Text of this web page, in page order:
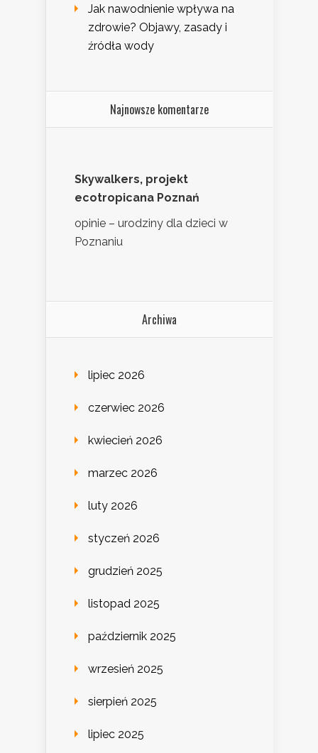
Jak nawodnienie wpływa na
zdrowie? Objawy, zasady i
źródła wody
Najnowsze komentarze
Skywalkers, projekt
ecotropicana Poznań
opinie – urodziny dla dzieci w
Poznaniu
Archiwa
lipiec 2026
czerwiec 2026
kwiecień 2026
marzec 2026
luty 2026
styczeń 2026
grudzień 2025
listopad 2025
październik 2025
wrzesień 2025
sierpień 2025
lipiec 2025